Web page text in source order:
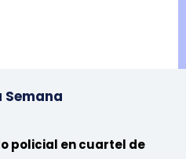
Semana
policial en cuartel de